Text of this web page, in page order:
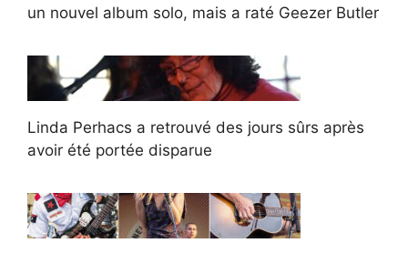
un nouvel album solo, mais a raté Geezer Butler
Linda Perhacs a retrouvé des jours sûrs après
avoir été portée disparue